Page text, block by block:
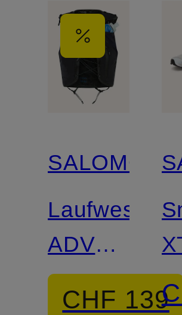
SALOMON
Laufweste
ADV
SKIN 5
CHF 139